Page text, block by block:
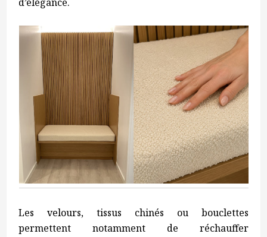
Les velours, tissus chinés ou bouclettes
permettent notamment de réchauffer